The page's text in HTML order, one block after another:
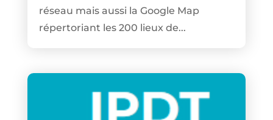
réseau mais aussi la Google Map
répertoriant les 200 lieux de...